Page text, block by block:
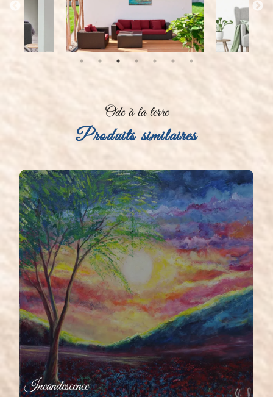
Ode à la terre
Produits similaires
Incandescence